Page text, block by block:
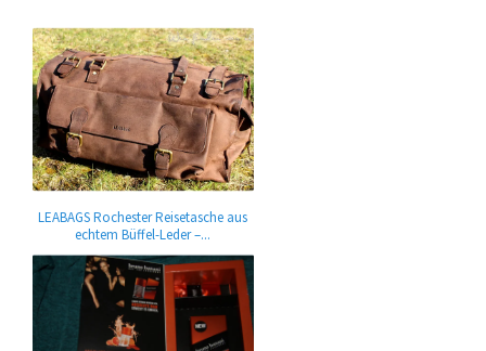
LEABAGS Rochester Reisetasche aus
echtem Büffel-Leder –...